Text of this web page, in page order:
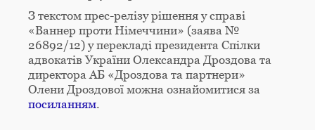
З текстом прес-релізу рішення у справі
«Ваннер проти Німеччини» (заява №
26892/12) у перекладі президента Спілки
адвокатів України Олександра Дроздова та
директора АБ «Дроздова та партнери»
Олени Дроздової можна ознайомитися за
посиланням.